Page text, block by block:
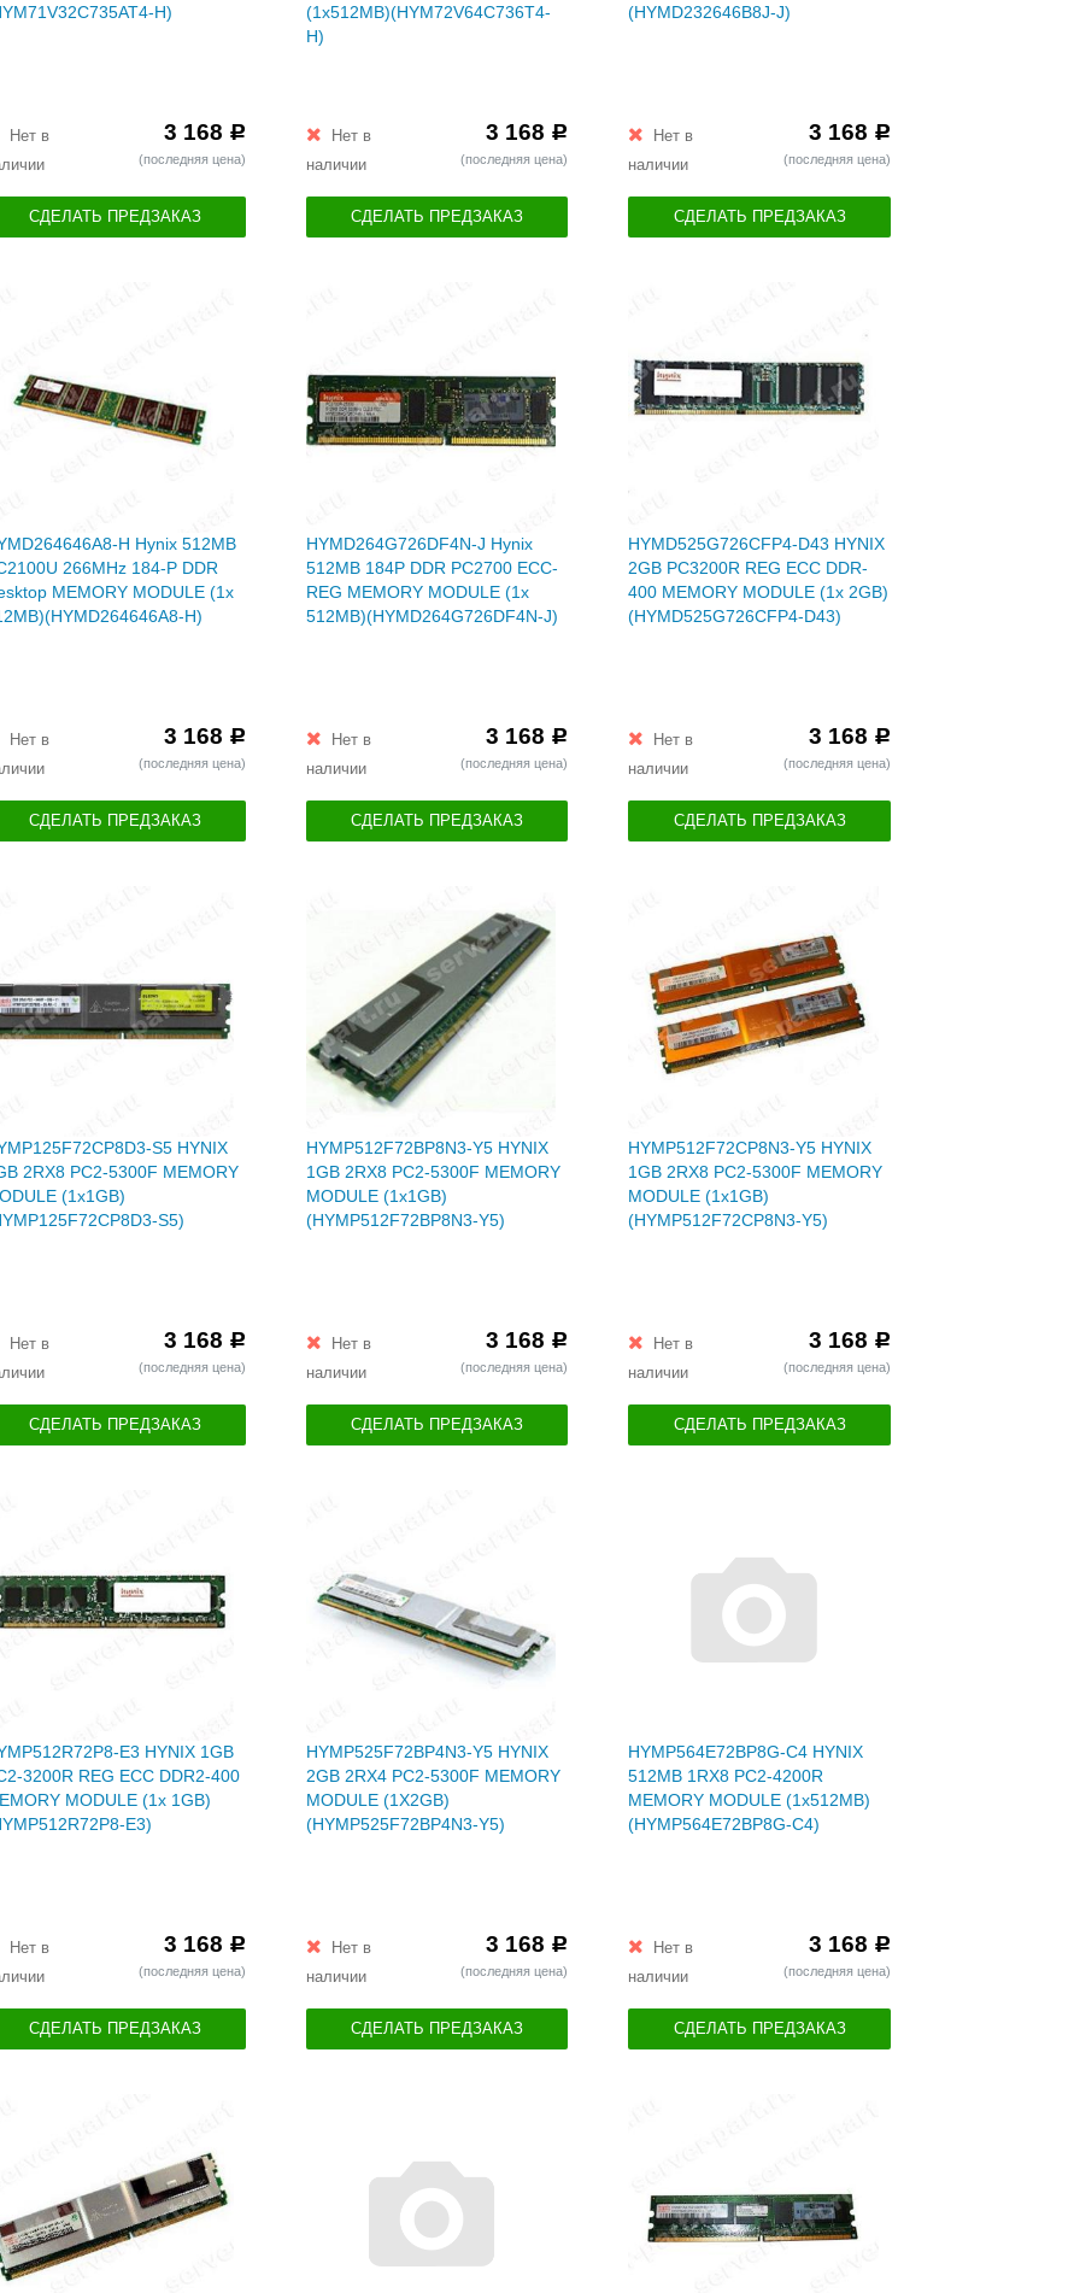
H)
Нет в
3 168 Р
(последняя цена)
СДЕЛАТЬ ПРЕДЗАКАЗ
(1x512MB)(HYM72V64C736T4-
H)
Нет в
наличии
3 168 Р
(последняя цена)
СДЕЛАТЬ ПРЕДЗАКАЗ
(HYMD232646B8J-J)
Нет в
наличии
3 168 Р
(последняя цена)
СДЕЛАТЬ ПРЕДЗАКАЗ
H Hynix 512MB
266MHz 184-P DDR
MEMORY MODULE (1x
H)
Нет в
3 168 Р
(последняя цена)
СДЕЛАТЬ ПРЕДЗАКАЗ
HYMD264G726DF4N-J Hynix
512MB 184P DDR PC2700 ECC-
REG MEMORY MODULE (1x
512MB)(HYMD264G726DF4N-J)
Нет в
наличии
3 168 Р
(последняя цена)
СДЕЛАТЬ ПРЕДЗАКАЗ
HYMD525G726CFP4-D43 HYNIX
2GB PC3200R REG ECC DDR-
400 MEMORY MODULE (1x 2GB)
(HYMD525G726CFP4-D43)
Нет в
наличии
3 168 Р
(последняя цена)
СДЕЛАТЬ ПРЕДЗАКАЗ
S5 HYNIX
2RX8 PC2-5300F MEMORY
(1x1GB)
S5)
Нет в
3 168 Р
(последняя цена)
СДЕЛАТЬ ПРЕДЗАКАЗ
HYMP512F72BP8N3-Y5 HYNIX
1GB 2RX8 PC2-5300F MEMORY
MODULE (1x1GB)
(HYMP512F72BP8N3-Y5)
Нет в
наличии
3 168 Р
(последняя цена)
СДЕЛАТЬ ПРЕДЗАКАЗ
HYMP512F72CP8N3-Y5 HYNIX
1GB 2RX8 PC2-5300F MEMORY
MODULE (1x1GB)
(HYMP512F72CP8N3-Y5)
Нет в
наличии
3 168 Р
(последняя цена)
СДЕЛАТЬ ПРЕДЗАКАЗ
E3 HYNIX 1GB
3200R REG ECC DDR2-400
MODULE (1x 1GB)
E3)
Нет в
3 168 Р
(последняя цена)
СДЕЛАТЬ ПРЕДЗАКАЗ
HYMP525F72BP4N3-Y5 HYNIX
2GB 2RX4 PC2-5300F MEMORY
MODULE (1X2GB)
(HYMP525F72BP4N3-Y5)
Нет в
наличии
3 168 Р
(последняя цена)
СДЕЛАТЬ ПРЕДЗАКАЗ
HYMP564E72BP8G-C4 HYNIX
512MB 1RX8 PC2-4200R
MEMORY MODULE (1x512MB)
(HYMP564E72BP8G-C4)
Нет в
наличии
3 168 Р
(последняя цена)
СДЕЛАТЬ ПРЕДЗАКАЗ